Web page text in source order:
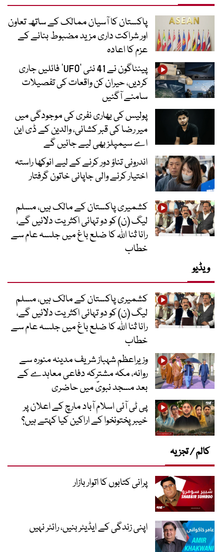
پاکستان کا آسیان ممالک کے ساتھ تعاون
اور شراکت داری مزید مضبوط بنانے کے
عزم کا اعادہ
پینٹاگون نے 41 نئی ’UFO‘ فائلیں جاری
کردیں، حیران کن واقعات کی تفصیلات
سامنے آگئیں
پولیس کی بھاری نفری کی موجودگی میں
میر رضا کی قبر کشائی، والدین کے ڈی این
اے سیمپلز بھی لیے جائیں گے
اندرونی تناؤ دور کرنے کے لیے انوکھا راستہ
اختیار کرنے والی جاپانی خاتون گرفتار
کشمیری پاکستان کے مالک ہیں، مسلم
لیگ (ن) کو دو تہائی اکثریت دلائیں گے،
رانا ثنا اللہ کا ضلع باغ میں جلسہ عام سے
خطاب
ویڈیو
کشمیری پاکستان کے مالک ہیں، مسلم
لیگ (ن) کو دو تہائی اکثریت دلائیں گے،
رانا ثنا اللہ کا ضلع باغ میں جلسہ عام سے
خطاب
وزیراعظم شہباز شریف مدینہ منورہ سے
روانہ، مکہ مشترکہ دفاعی معاہدے کے
بعد مسجد نبویؐ میں حاضری
پی ٹی آئی اسلام آباد مارچ کے اعلان پر
خیبر پختونخوا کے اراکین کیا کہتے ہیں؟
کالم / تجزیہ
پرانی کتابوں کا اتوار بازار
اپنی زندگی کے ایڈیٹر بنیں، رائٹر نہیں